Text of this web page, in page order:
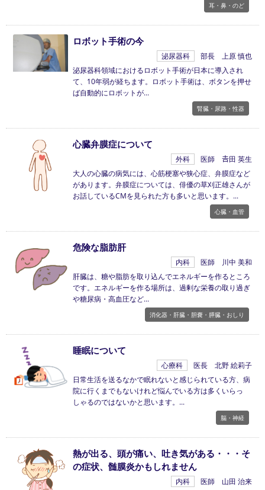
耳・鼻・のど
ロボット手術の今
泌尿器科
部長 上原 慎也
泌尿器科領域におけるロボット手術が日本に導入され
て、10年弱が経ちます。ロボット手術は、ボタンを押せ
ば自動的にロボットが
腎臓・尿路・性器
心臓弁膜症について
外科
医師 𠮷田 英生
大人の心臓の病気には、心筋梗塞や狭心症、弁膜症など
があります。弁膜症については、俳優の草刈正雄さんが
お話しているCMを見られた方も多いと思います。
心臓・血管
危険な脂肪肝
内科
医師 川中 美和
肝臓は、糖や脂肪を取り込んでエネルギーを作るところ
です。エネルギーを作る場所は、過剰な栄養の取り過ぎ
や糖尿病・高血圧など
消化器・肝臓・胆嚢・膵臓・おしり
睡眠について
心療科
医長 北野 絵莉子
日常生活を送るなかで眠れないと感じられている方、病
院に行くまでもないけれど悩んでいる方は多くいらっ
しゃるのではないかと思います。
脳・神経
熱が出る、頭が痛い、吐き気がある・・・そ
の症状、髄膜炎かもしれません
内科
医師 山田 治来